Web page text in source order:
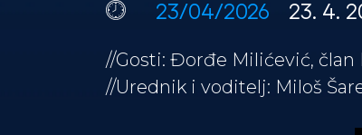
23/04/2026 23. 4.
//Gosti: Đorđe Milićević, član
//Urednik i voditelj: Miloš